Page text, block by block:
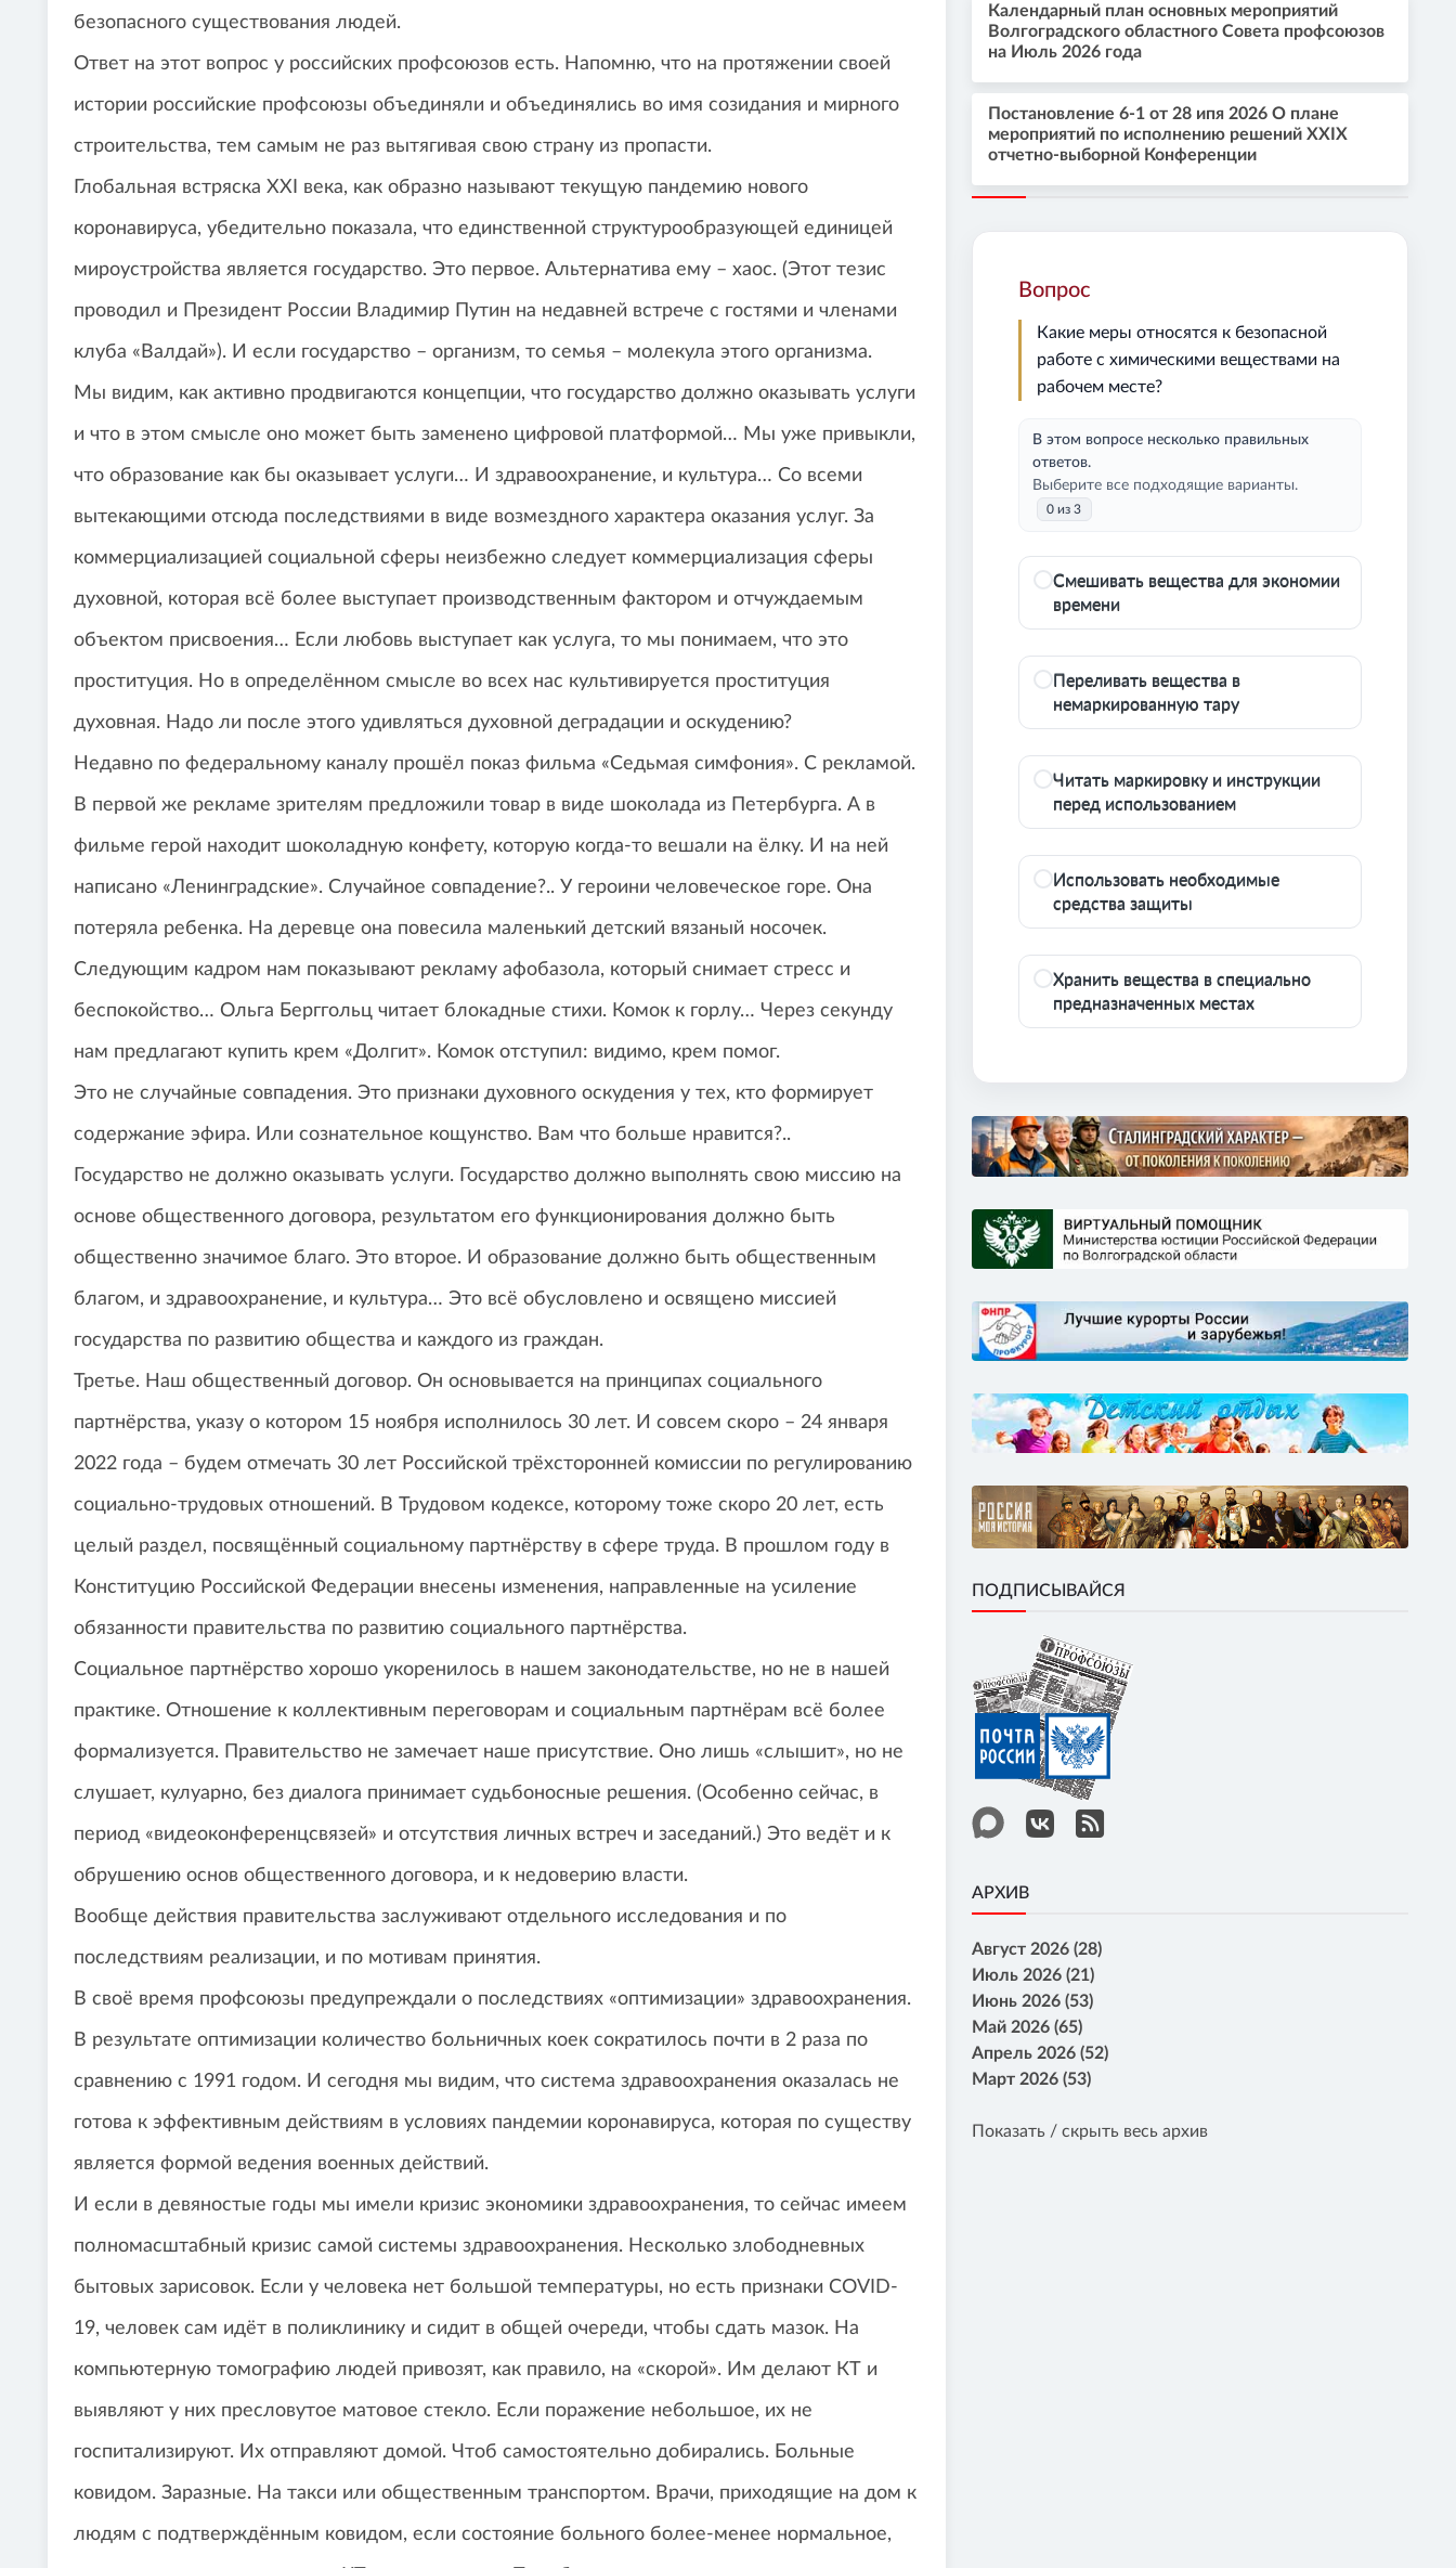
безопасного существования людей.
Ответ на этот вопрос у российских профсоюзов есть. Напомню, что на протяжении своей
истории российские профсоюзы объединяли и объединялись во имя созидания и мирного
строительства, тем самым не раз вытягивая свою страну из пропасти.
Глобальная встряска XXI века, как образно называют текущую пандемию нового
коронавируса, убедительно показала, что единственной структурообразующей единицей
мироустройства является государство. Это первое. Альтернатива ему – хаос. (Этот тезис
проводил и Президент России Владимир Путин на недавней встрече с гостями и членами
клуба «Валдай»). И если государство – организм, то семья – молекула этого организма.
Мы видим, как активно продвигаются концепции, что государство должно оказывать услуги
и что в этом смысле оно может быть заменено цифровой платформой… Мы уже привыкли,
что образование как бы оказывает услуги… И здравоохранение, и культура… Со всеми
вытекающими отсюда последствиями в виде возмездного характера оказания услуг. За
коммерциализацией социальной сферы неизбежно следует коммерциализация сферы
духовной, которая всё более выступает производственным фактором и отчуждаемым
объектом присвоения… Если любовь выступает как услуга, то мы понимаем, что это
проституция. Но в определённом смысле во всех нас культивируется проституция
духовная. Надо ли после этого удивляться духовной деградации и оскудению?
Недавно по федеральному каналу прошёл показ фильма «Седьмая симфония». С рекламой.
В первой же рекламе зрителям предложили товар в виде шоколада из Петербурга. А в
фильме герой находит шоколадную конфету, которую когда-то вешали на ёлку. И на ней
написано «Ленинградские». Случайное совпадение?.. У героини человеческое горе. Она
потеряла ребенка. На деревце она повесила маленький детский вязаный носочек.
Следующим кадром нам показывают рекламу афобазола, который снимает стресс и
беспокойство… Ольга Берггольц читает блокадные стихи. Комок к горлу… Через секунду
нам предлагают купить крем «Долгит». Комок отступил: видимо, крем помог.
Это не случайные совпадения. Это признаки духовного оскудения у тех, кто формирует
содержание эфира. Или сознательное кощунство. Вам что больше нравится?..
Государство не должно оказывать услуги. Государство должно выполнять свою миссию на
основе общественного договора, результатом его функционирования должно быть
общественно значимое благо. Это второе. И образование должно быть общественным
благом, и здравоохранение, и культура… Это всё обусловлено и освящено миссией
государства по развитию общества и каждого из граждан.
Третье. Наш общественный договор. Он основывается на принципах социального
партнёрства, указу о котором 15 ноября исполнилось 30 лет. И совсем скоро – 24 января
2022 года – будем отмечать 30 лет Российской трёхсторонней комиссии по регулированию
социально-трудовых отношений. В Трудовом кодексе, которому тоже скоро 20 лет, есть
целый раздел, посвящённый социальному партнёрству в сфере труда. В прошлом году в
Конституцию Российской Федерации внесены изменения, направленные на усиление
обязанности правительства по развитию социального партнёрства.
Социальное партнёрство хорошо укоренилось в нашем законодательстве, но не в нашей
практике. Отношение к коллективным переговорам и социальным партнёрам всё более
формализуется. Правительство не замечает наше присутствие. Оно лишь «слышит», но не
слушает, кулуарно, без диалога принимает судьбоносные решения. (Особенно сейчас, в
период «видеоконференцсвязей» и отсутствия личных встреч и заседаний.) Это ведёт и к
обрушению основ общественного договора, и к недоверию власти.
Вообще действия правительства заслуживают отдельного исследования и по
последствиям реализации, и по мотивам принятия.
В своё время профсоюзы предупреждали о последствиях «оптимизации» здравоохранения.
В результате оптимизации количество больничных коек сократилось почти в 2 раза по
сравнению с 1991 годом. И сегодня мы видим, что система здравоохранения оказалась не
готова к эффективным действиям в условиях пандемии коронавируса, которая по существу
является формой ведения военных действий.
И если в девяностые годы мы имели кризис экономики здравоохранения, то сейчас имеем
полномасштабный кризис самой системы здравоохранения. Несколько злободневных
бытовых зарисовок. Если у человека нет большой температуры, но есть признаки COVID-
19, человек сам идёт в поликлинику и сидит в общей очереди, чтобы сдать мазок. На
компьютерную томографию людей привозят, как правило, на «скорой». Им делают КТ и
выявляют у них пресловутое матовое стекло. Если поражение небольшое, их не
госпитализируют. Их отправляют домой. Чтоб самостоятельно добирались. Больные
ковидом. Заразные. На такси или общественным транспортом. Врачи, приходящие на дом к
людям с подтверждённым ковидом, если состояние больного более-менее нормальное,
Календарный план основных мероприятий
Волгоградского областного Совета профсоюзов
на Июль 2026 года
Постановление 6-1 от 28 ипя 2026 О плане
мероприятий по исполнению решений XXIX
отчетно-выборной Конференции
Вопрос
Какие меры относятся к безопасной
работе с химическими веществами на
рабочем месте?
В этом вопросе несколько правильных
ответов.
Выберите все подходящие варианты.
0 из 3
Смешивать вещества для экономии
времени
Переливать вещества в
немаркированную тару
Читать маркировку и инструкции
перед использованием
Использовать необходимые
средства защиты
Хранить вещества в специально
предназначенных местах
ПОДПИСЫВАЙСЯ
АРХИВ
Август 2026 (28)
Июль 2026 (21)
Июнь 2026 (53)
Май 2026 (65)
Апрель 2026 (52)
Март 2026 (53)
Показать / скрыть весь архив